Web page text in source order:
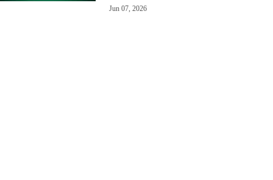
Jun 07, 2026